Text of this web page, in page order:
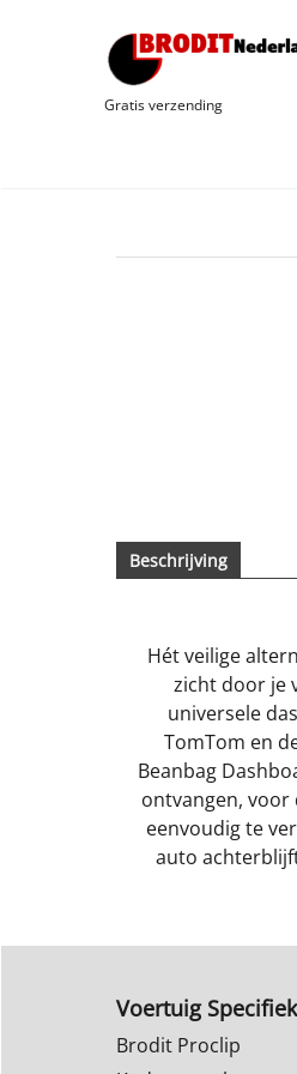
Gratis verzending
Beschrijving
Hét veilige
zicht door je
universele
TomTom en
Beanbag
ontvangen, voor
eenvoudig te
auto
Voertuig Specifiek
Brodit Proclip